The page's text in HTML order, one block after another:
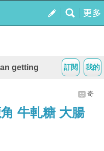
我的
訂閱
getting
奇
牛軋糖 大腸